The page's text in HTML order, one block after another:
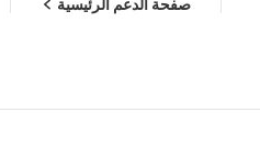
صفحة الدعم الرئيسية